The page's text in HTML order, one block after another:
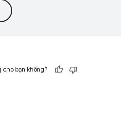
bạn không?